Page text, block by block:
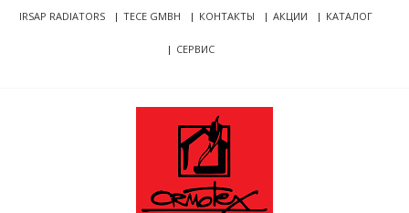
Skip
SkipIRSAP RADIATORS TECE GMBH КОНТАКТЫ АКЦИИ КАТАЛОГ
СЕРВИС